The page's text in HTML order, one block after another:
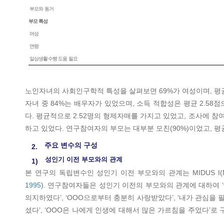
부모와 동거
부모 특성
여성
연령
일상생활수행 도움 필요
노인자녀의 사회인구학적 특성을 살펴보면 69%가 여성이며,
자녀 중 84%는 배우자가 있었으며, 소득 적합성은 평균 2.58
다. 평균적으로 2.52명의 형제자매를 가지고 있었고, 조사에
하고 있었다. 연구참여자의 부모는 대부분 모친(90%)이었고,
2.
주요 변수의 구성
1)
성인기 이전 부모와의 관계
본 연구의 독립변수인 성인기 이전 부모와의 관계는 MIDUS
1995). 연구참여자들은 성인기 이전의 부모와의 관계에 대하여
의지하였다’, ‘OOO으로부터 충분히 사랑받았다’, ‘내가 관심
셨다’, ‘OOO은 나에게 인생에 대해서 많은 가르침을 주었다’